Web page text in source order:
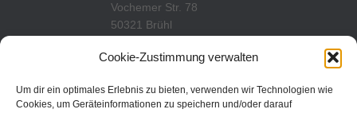
Cookie-Zustimmung verwalten
Um dir ein optimales Erlebnis zu bieten, verwenden wir Technologien wie
Cookies, um Geräteinformationen zu speichern und/oder darauf
Vochemer Str. 78
50321 Brühl
www.tcfredenbruch.de